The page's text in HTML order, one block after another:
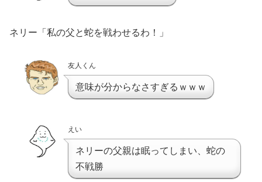
ネリー「私の父と蛇を戦わせるわ！」
友人くん
意味が分からなさすぎるｗｗｗ
えい
ネリーの父親は眠ってしまい、蛇の
不戦勝